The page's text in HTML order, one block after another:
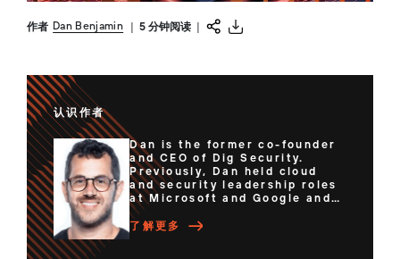
作者 Dan Benjamin | 5 分钟阅读|
认识作者
Dan is the former co-founder
and CEO of Dig Security.
Previously, Dan held cloud
and security leadership roles
at Microsoft and Google and
co-founded 2 successful
startups (IdMlogic, eRated).
了解更多